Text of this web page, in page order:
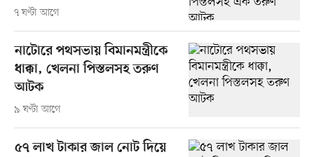
৭ ঘণ্টা আগে
নাটোরে পথসভায় বিমানমন্ত্রীকে
ধাক্কা, খেলনা পিস্তলসহ তরুণ
আটক
৯ ঘণ্টা আগে
৫৭ লাখ টাকার জাল নোট দিয়ে